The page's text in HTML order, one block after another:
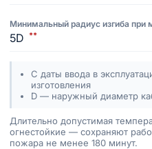
Минимальный радиус изгиба при
5D **
С даты ввода в
изготовления
D — наружный диаметр
Длительно допустимая
огнестойкие — сохраняют
пожара не менее 180 минут.